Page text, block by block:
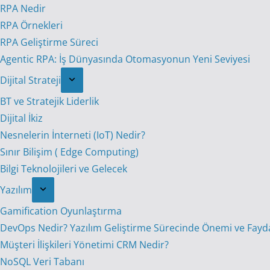
RPA Nedir
RPA Örnekleri
RPA Geliştirme Süreci
Agentic RPA: İş Dünyasında Otomasyonun Yeni Seviyesi
Dijital Strateji
BT ve Stratejik Liderlik
Dijital İkiz
Nesnelerin İnterneti (IoT) Nedir?
Sınır Bilişim ( Edge Computing)
Bilgi Teknolojileri ve Gelecek
Yazılım
Gamification Oyunlaştırma
DevOps Nedir? Yazılım Geliştirme Sürecinde Önemi ve
Müşteri İlişkileri Yönetimi CRM Nedir?
NoSQL Veri Tabanı